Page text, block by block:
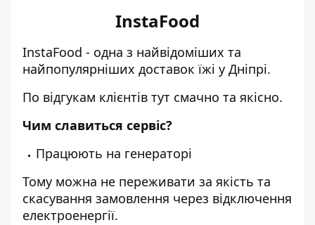
InstaFood
InstaFood - одна з найвідоміших та
найпопулярніших доставок їжі у Дніпрі.
По відгукам клієнтів тут смачно та якісно.
Чим славиться сервіс?
Працюють на генераторі
Тому можна не переживати за якість та
скасування замовлення через відключення
електроенергії.